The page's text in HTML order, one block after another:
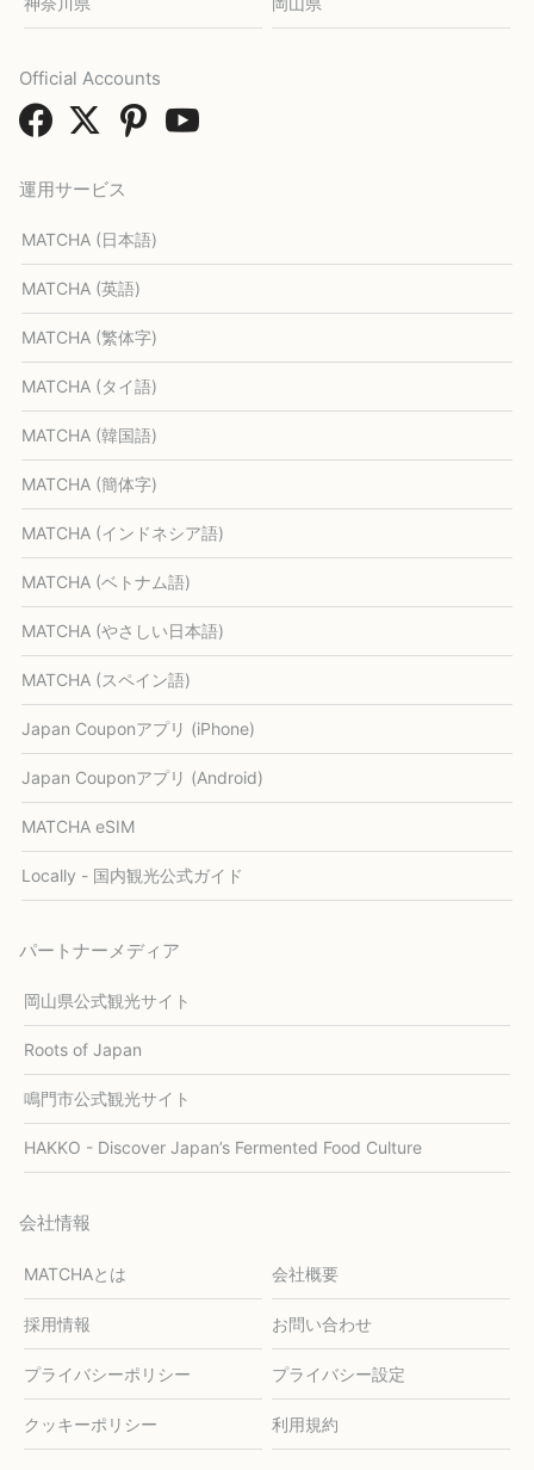
運用サービス
MATCHA (日本語)
MATCHA (英語)
MATCHA (繁体字)
MATCHA (タイ語)
MATCHA (韓国語)
MATCHA (簡体字)
MATCHA (インドネシア語)
MATCHA (ベトナム語)
MATCHA (やさしい日本語)
MATCHA (スペイン語)
Japan Couponアプリ (iPhone)
Japan Couponアプリ (Android)
MATCHA eSIM
Locally - 国内観光公式ガイド
パートナーメディア
岡山県公式観光サイト
Roots of Japan
鳴門市公式観光サイト
HAKKO - Discover Japan’s Fermented Food Culture
会社情報
MATCHAとは 会社概要
採用情報 お問い合わせ
プライバシーポリシー プライバシー設定
クッキーポリシー 利用規約
Official Accounts